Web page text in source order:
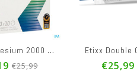
Etixx Magnesium 2000 Aa 30 Bruis. T
€25,99 €25,99